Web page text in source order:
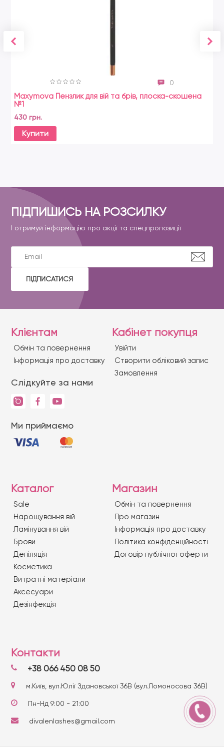
0
Maxymova Пензлик для вій та брів, плоска-скошена
№1
430 грн.
Купити
ПІДПИШИСЬ НА РОЗСИЛКУ
І отримуй інформацію про акції та спецпропозиції
ПІДПИСАТИСЯ
Клієнтам
Обмін та повернення
Iнформація про доставку
Слідкуйте за нами
Ми приймаємо
Кабінет покупця
Увійти
Створити обліковий запис
Замовлення
Каталог
Sale
Нарощування вій
Ламінування вій
Брови
Депіляція
Косметика
Витратні матеріали
Аксесуари
Дезінфекція
Магазин
Обмін та повернення
Про магазин
Iнформація про доставку
Політика конфіденційності
Договір публічної оферти
Контакти
+38 066 450 08 50
м.Київ, вул.Юлії Здановської 36В (вул.Ломоносова 36В)
Пн-Нд 9:00 - 21:00
divalenlashes@gmail.com